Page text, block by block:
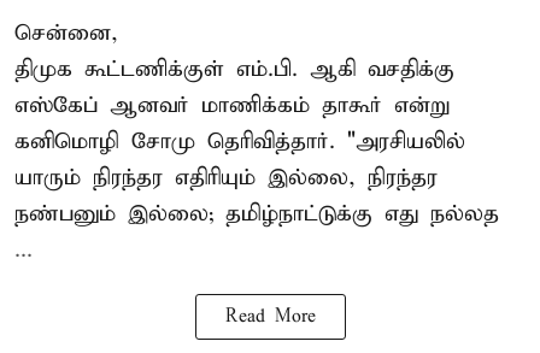
சென்னை,
திமுக கூட்டணிக்குள் எம்.பி. ஆகி வசதிக்கு
எஸ்கேப் ஆனவர் மாணிக்கம் தாகூர் என்று
கனிமொழி சோமு தெரிவித்தார். "அரசியலில்
யாரும் நிரந்தர எதிரியும் இல்லை, நிரந்தர
நண்பனும் இல்லை; தமிழ்நாட்டுக்கு எது நல்லத
...
Read More